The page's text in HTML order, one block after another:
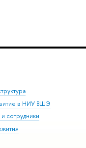
в НИУ ВШЭ
сотрудники